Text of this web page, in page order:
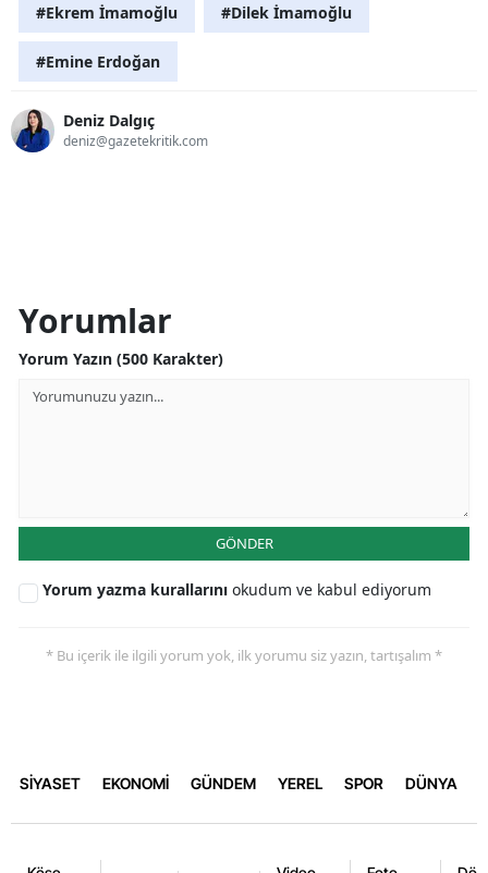
#Ekrem İmamoğlu #Dilek İmamoğlu
#Emine Erdoğan
Deniz Dalgıç
deniz@gazetekritik.com
Yorumlar
Yorum Yazın (500 Karakter)
GÖNDER
Yorum yazma kurallarını okudum ve kabul ediyorum
* Bu içerik ile ilgili yorum yok, ilk yorumu siz yazın, tartışalım *
SİYASET EKONOMİ GÜNDEM YEREL SPOR DÜNYA